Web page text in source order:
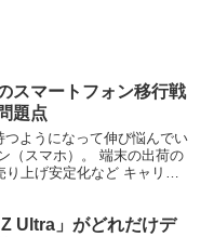
スマートフォン移行戦
題点
ようになって伸び悩んでい
（スマホ）。 端末の出荷の
上げ安定化など キャリア
Z Ultra」がどれだけデ